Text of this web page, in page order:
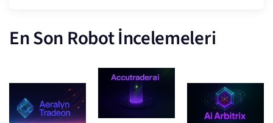
En Son Robot İncelemeleri